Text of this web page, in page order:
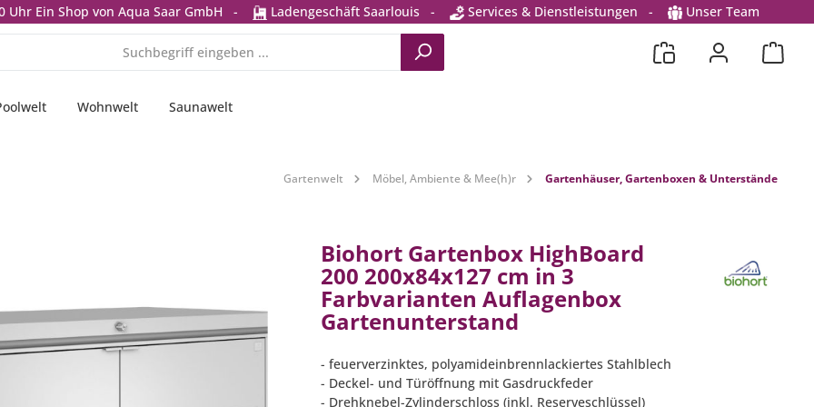
Uhr Ein Shop von Aqua Saar GmbH - Ladengeschäft Saarlouis - Services & Dienstleistungen - Unser Team
Wohnwelt Saunawelt
Gartenwelt Möbel, Ambiente & Mee(h)r Gartenhäuser, Gartenboxen & Unterstände
Biohort Gartenbox HighBoard
200 200x84x127 cm in 3
Farbvarianten Auflagenbox
Gartenunterstand
- feuerverzinktes, polyamideinbrennlackiertes Stahlblech
- Deckel- und Türöffnung mit Gasdruckfeder
- Drehknebel-Zylinderschloss (inkl. Reserveschlüssel)